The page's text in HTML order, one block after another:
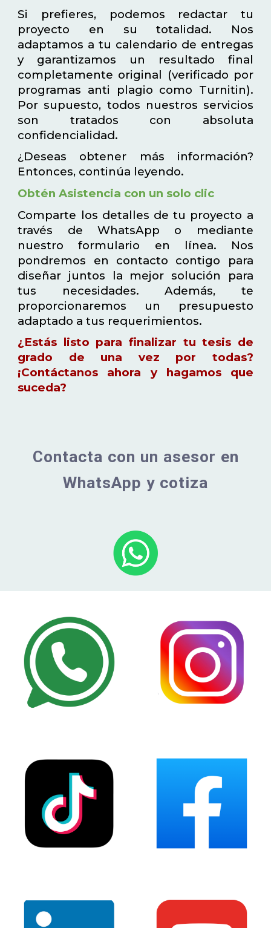
Si prefieres, podemos redactar tu
proyecto en su totalidad. Nos
adaptamos a tu calendario de entregas
y garantizamos un resultado final
completamente original (verificado por
programas anti plagio como Turnitin).
Por supuesto, todos nuestros servicios
son tratados con absoluta
confidencialidad.
¿Deseas obtener más información?
Entonces, continúa leyendo.
Obtén Asistencia con un solo clic
Comparte los detalles de tu proyecto a
través de WhatsApp o mediante
nuestro formulario en línea. Nos
pondremos en contacto contigo para
diseñar juntos la mejor solución para
tus necesidades. Además, te
proporcionaremos un presupuesto
adaptado a tus requerimientos.
¿Estás listo para finalizar tu tesis de
grado de una vez por todas?
¡Contáctanos ahora y hagamos que
suceda?
Contacta con un asesor en
WhatsApp y cotiza